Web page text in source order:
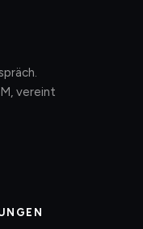
vereint